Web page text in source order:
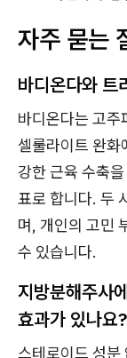
자주 묻는
바디온다와 트
바디온다는 고주
셀룰라이트 완화
강한 근육 수축
표로 합니다. 두
며, 개인의 고민
수 있습니다.
지방분해주사
효과가 있나요?
스테로이드 성분